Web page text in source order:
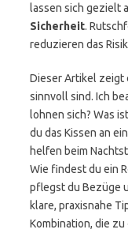
lassen sich gezielt
Sicherheit.
reduzieren das
Dieser Artikel zeigt
sinnvoll sind. Ich
lohnen sich? Was
du das Kissen an
helfen beim
Wie findest du ein
pflegst du Bezüge
klare, praxisnahe
Kombination, die